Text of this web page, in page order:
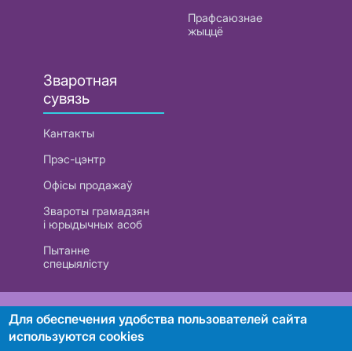
Прафсаюзнае
жыццё
Зваротная
сувязь
Кантакты
Прэс-цэнтр
Офісы продажаў
Звароты грамадзян
і юрыдычных асоб
Пытанне
спецыялісту
РУП «Белтэлекам». УНП 101007741
Для обеспечения удобства пользователей сайта
используются cookies